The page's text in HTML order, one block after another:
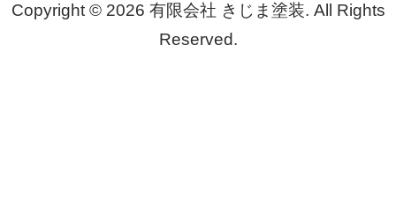
Copyright © 2026 有限会社 きじま塗装. All Rights
Reserved.